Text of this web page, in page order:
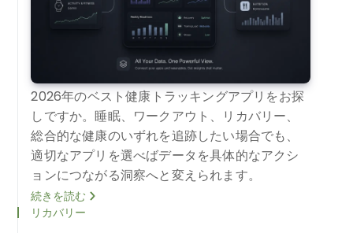
2026年のベスト健康トラッキングアプリをお探
しですか。睡眠、ワークアウト、リカバリー、
総合的な健康のいずれを追跡したい場合でも、
適切なアプリを選べばデータを具体的なアクシ
ョンにつながる洞察へと変えられます。
続きを読む
リカバリー